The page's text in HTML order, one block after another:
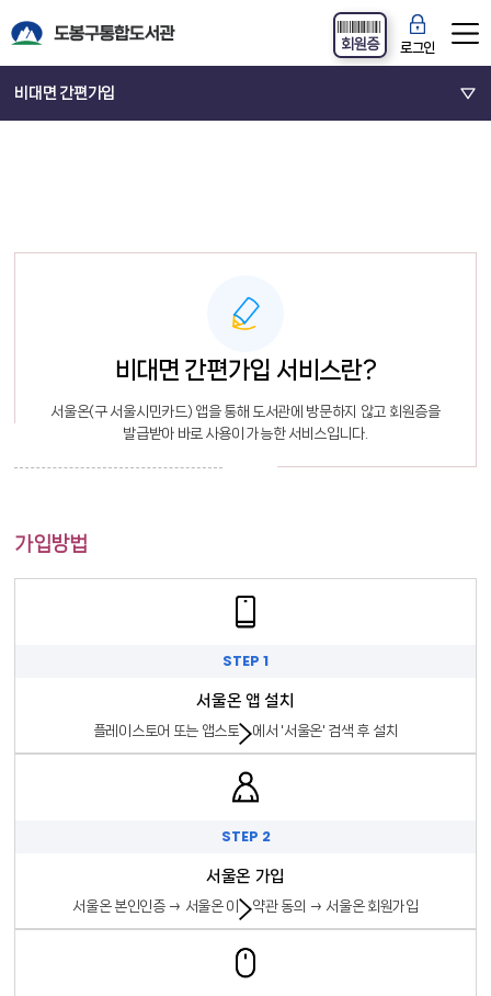
로그인
회원증
비대면 간편가입
비대면 간편가입 서비스란?
서울온(구 서울시민카드) 앱을 통해 도서관에 방문하지 않고 회원증을
발급받아 바로 사용이 가능한 서비스입니다.
가입방법
STEP 1
서울온 앱 설치
플레이스토어 또는 앱스토어에서 '서울온' 검색 후 설치
STEP 2
서울온 가입
서울온 본인인증 → 서울온 이용약관 동의 → 서울온 회원가입